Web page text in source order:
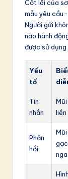
Cốt lõi của
mẫu yêu
Người gửi
nào hành
được sử
Yếu
tố
Tin
nhắn
liền
Phản
hồi
Hình